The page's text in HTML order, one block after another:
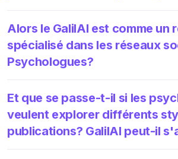
Alors le GalilAI est comme un
spécialisé dans les réseaux
Psychologues?
Et que se passe-t-il si les
veulent explorer différents
publications? GalilAI peut-il